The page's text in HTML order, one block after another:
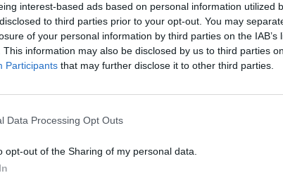
interest-based ads based on personal information utilized
to third parties prior to your opt-out. You may
of your personal information by third parties on the IAB’s
This information may also be disclosed by us to third parties
Participants that may further disclose it to other third parties.
Data Processing Opt Outs
opt-out of the Sharing of my personal data.